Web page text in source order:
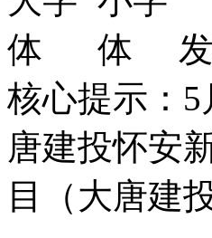
核心提示：
唐建投怀安
目（大唐建